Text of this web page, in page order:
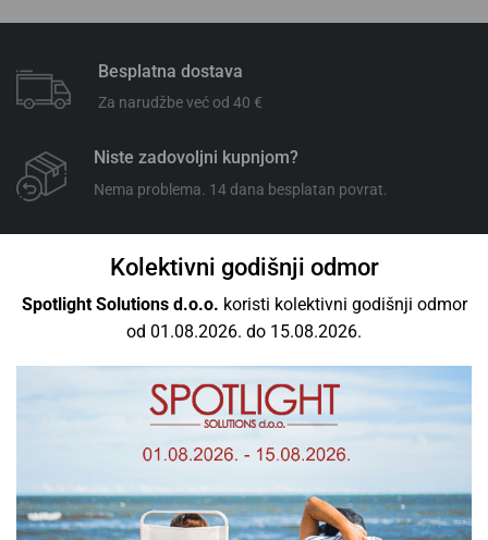
Kolektivni godišnji odmor
Spotlight Solutions d.o.o. koristi kolektivni godišnji odmor
od 01.08.2026. do 15.08.2026.
Besplatna dostava
Za narudžbe već od 40 €
Niste zadovoljni kupnjom?
Nema problema. 14 dana besplatan povrat.
Slobodno nas kontaktirajte. Uvijek.
100% sigurno plaćanje
Stripe kartično plaćanje ili transakcijski račun
PRAVNE NAPOMENE
Uvjeti poslovanja
Zaštita privatnosti